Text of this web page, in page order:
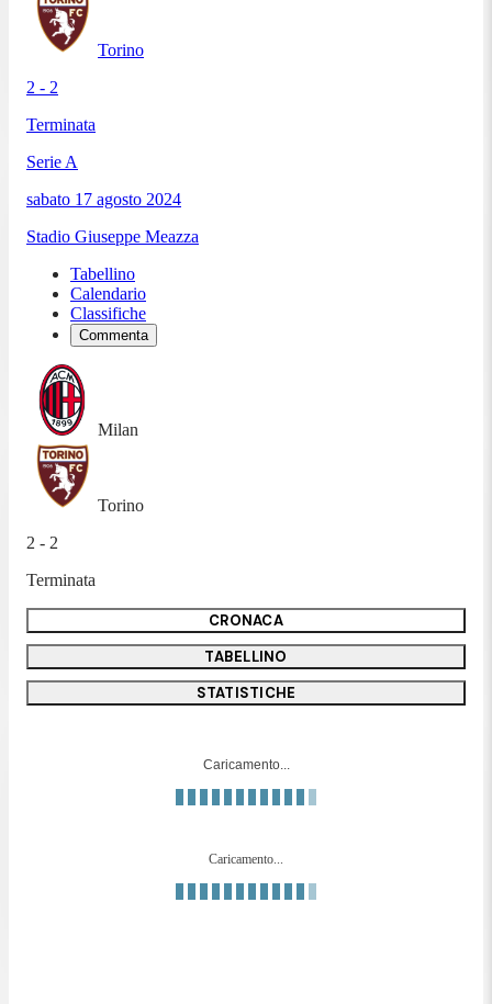
Torino
2 - 2
Terminata
Serie A
sabato 17 agosto 2024
Stadio Giuseppe Meazza
Tabellino
Calendario
Classifiche
Commenta
Milan
Torino
2 - 2
Terminata
CRONACA
TABELLINO
STATISTICHE
Caricamento...
Caricamento...